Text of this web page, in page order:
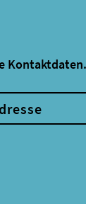
Kontaktdaten.